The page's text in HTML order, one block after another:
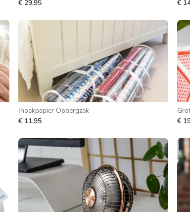
€ 29,95
€
Inpakpapier Opbergzak
€ 11,95
€